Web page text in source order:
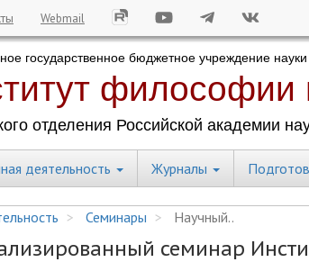
Webmail
деятельность Журналы
Семинары Научный..
семинар